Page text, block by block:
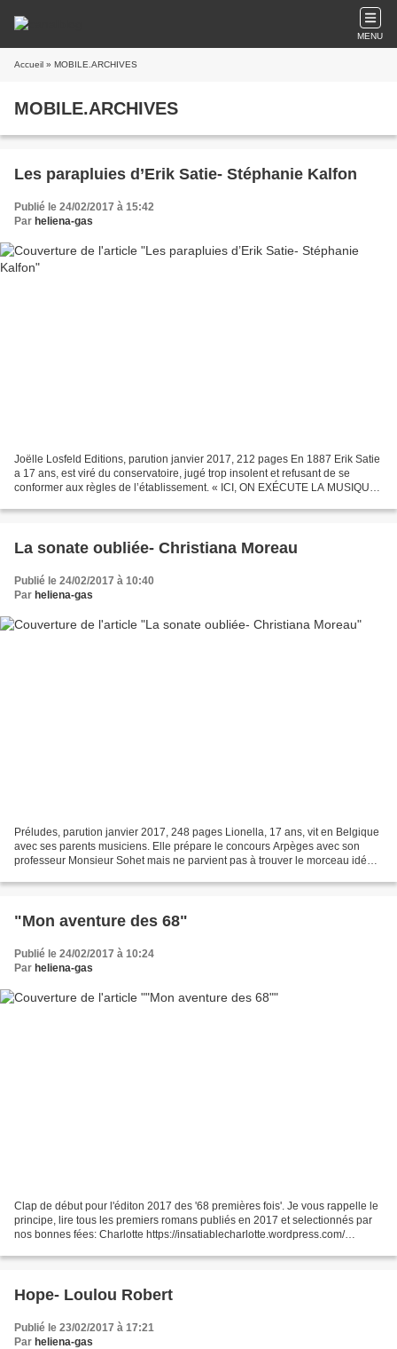
MENU
Accueil » MOBILE.ARCHIVES
MOBILE.ARCHIVES
Les parapluies d’Erik Satie- Stéphanie Kalfon
Publié le 24/02/2017 à 15:42
Par heliena-gas
Joëlle Losfeld Editions, parution janvier 2017, 212 pages En 1887 Erik Satie
a 17 ans, est viré du conservatoire, jugé trop insolent et refusant de se
conformer aux règles de l’établissement. « ICI, ON EXÉCUTE LA MUSIQUE !
La sonate oubliée- Christiana Moreau
Publié le 24/02/2017 à 10:40
Par heliena-gas
Préludes, parution janvier 2017, 248 pages Lionella, 17 ans, vit en Belgique
avec ses parents musiciens. Elle prépare le concours Arpèges avec son
professeur Monsieur Sohet mais ne parvient pas à trouver le morceau idéal
"Mon aventure des 68"
Publié le 24/02/2017 à 10:24
Par heliena-gas
Clap de début pour l'éditon 2017 des '68 premières fois'. Je vous rappelle le
principe, lire tous les premiers romans publiés en 2017 et selectionnés par
nos bonnes fées: Charlotte https://insatiablecharlotte.wordpress.com/
Hope- Loulou Robert
Publié le 23/02/2017 à 17:21
Par heliena-gas